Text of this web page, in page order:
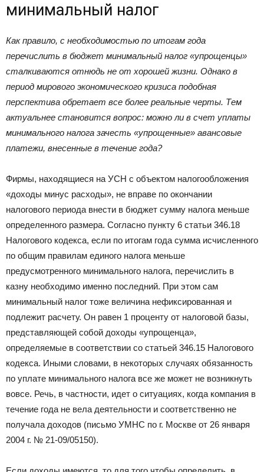
минимальный налог
Как правило, с необходимостью по итогам года
перечислить в бюджет минимальный налог «упрощенцы»
сталкиваются отнюдь не от хорошей жизни. Однако в
период мирового экономического кризиса подобная
перспектива обретает все более реальные черты. Тем
актуальнее становится вопрос: можно ли в счет уплаты
минимального налога зачесть «упрощенные» авансовые
платежи, внесенные в течение года?
Фирмы, находящиеся на УСН с объектом налогообложения
«доходы минус расходы», не вправе по окончании
налогового периода внести в бюджет сумму налога меньше
определенного размера. Согласно пункту 6 статьи 346.18
Налогового кодекса, если по итогам года сумма исчисленного
по общим правилам единого налога меньше
предусмотренного минимального налога, перечислить в
казну необходимо именно последний. При этом сам
минимальный налог тоже величина нефиксированная и
подлежит расчету. Он равен 1 проценту от налоговой базы,
представляющей собой доходы «упрощенца»,
определяемые в соответствии со статьей 346.15 Налогового
кодекса. Иными словами, в некоторых случаях обязанность
по уплате минимального налога все же может не возникнуть
вовсе. Речь, в частности, идет о ситуациях, когда компания в
течение года не вела деятельности и соответственно не
получала доходов (письмо УМНС по г. Москве от 26 января
2004 г. № 21-09/05150).